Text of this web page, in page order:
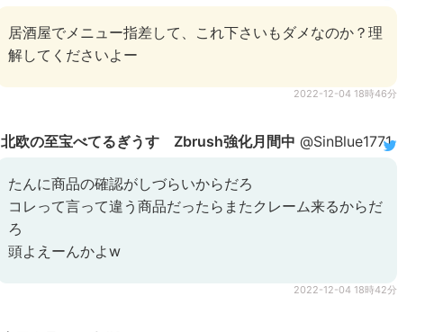
居酒屋でメニュー指差して、これ下さいもダメなのか？理
解してくださいよー
2022-12-04 18時46分
北欧の至宝べてるぎうす Zbrush強化月間中 @SinBlue1771
たんに商品の確認がしづらいからだろ
コレって言って違う商品だったらまたクレーム来るからだ
ろ
頭よえーんかよw
2022-12-04 18時42分